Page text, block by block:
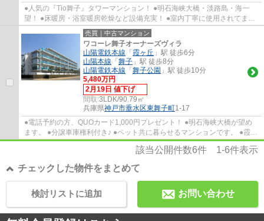
●人気の『Tio舞子』タワーマンション！ ●明石海峡大橋・淡路島・海一
望！ ●床暖房・浴室暖房乾燥など設備充実！ ●室内丁寧に使用されてま
す！ ●セカンドハウスとしてもご検討頂けます...
売買｜中古マンション
ワコーレ舞子オーナーズヴィラ
山陽電鉄本線 「霞ヶ丘 」駅 徒歩6分
山陽本線 「舞子 」駅 徒歩8分
山陽電鉄本線 「舞子公園 」駅 徒歩10分
5,480万円
2月19日 値下げ
間取:3LDK/90.79㎡
兵庫県神戸市垂水区東舞子町1-17
●電話予約の方、QUOカード1,000円プレゼント！ ●明石海峡大橋が望め
ます。 ●分譲車庫権利付き♪ ●ペット共に暮らせるマンションです。 ●霞ヶ
丘小学校・歌敷山中学校
該当公開件数6件 1-6件表示
チェックした物件をまとめて
お問い合わせ
検討リストに追加